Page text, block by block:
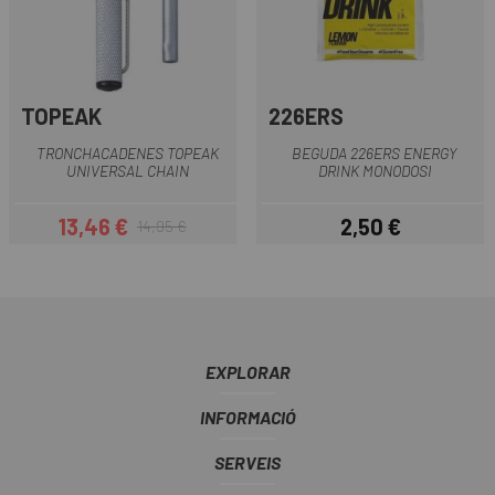
TOPEAK
TRONCHACADENES TOPEAK
UNIVERSAL CHAIN
Preu
13,46 €Preu regular
14,95 €
226ERS
BEGUDA 226ERS ENERGY
DRINK MONODOSI
Preu
2,50 €
EXPLORAR
INFORMACIÓ
SERVEIS